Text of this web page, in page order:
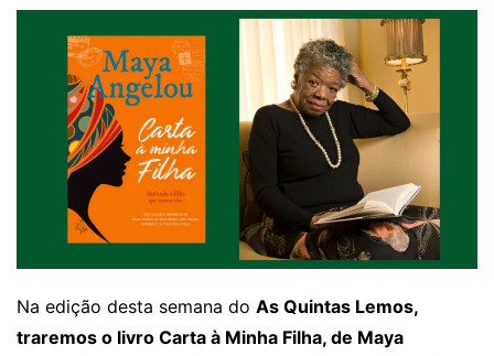
Na edição desta semana do As Quintas Lemos,
traremos o livro Carta à Minha Filha, de Maya